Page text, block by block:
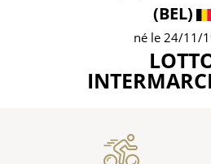
(BEL)
né le 24/11/